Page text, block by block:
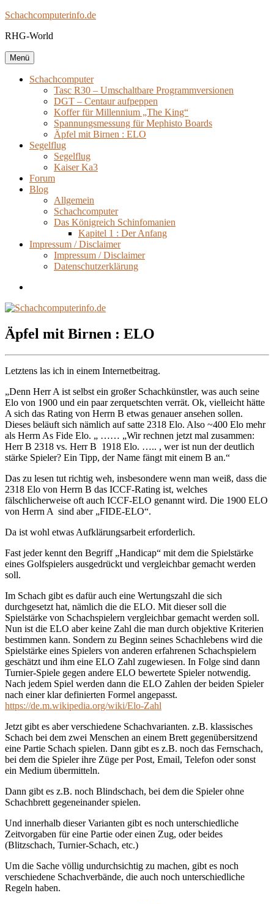
Zum
springen
Schachcomputerinfo.de
RHG-World
Menü
Schachcomputer
Tasc R30 – Umschaltbare Programmversionen
DGT – Centaur aufpeppen
Koffer für Millennium „The King“
Spannungsmessung für Mephisto Boards
Äpfel mit Birnen : ELO
Segelflug
Segelflug
Kaiser Ka3
Forum
Blog
Allgemein
Schachcomputer
Das Königreich Schinfomanien
Kapitel 1 : Der Anfang
Impressum / Disclaimer
Impressum / Disclaimer
Datenschutzerklärung
Disclaimer
Äpfel mit Birnen : ELO
Letztens las ich in einem Internetbeitrag.
„Denn Herr A ist selbst ein großer Schachkünstler, was auch seine
Elo von 1900 und ein paar zerquetschten verrät. Ok, vielleicht hätte
A sich das Rating von Herrn B etwas genauer ansehen sollen.
Dieses beläuft sich nämlich auf satte 2318 Elo. Also ~400 Elo mehr
als Herrn As Fide Elo. „ …… „Wir rechnen jetzt mal zusammen:
Herr B 2318 vs. Herr B 1918 Elo. ….. , wer ist nun der deutlich
stärke Spieler? Ein Tipp, der Name fängt mit einem B an.“
Das zu lesen tut richtig weh, insbesondere wenn man weiß, dass die
2318 Elo von Herrn B das ICCF-Rating ist, welches
fälschlicherweise oft auch ICCF-ELO genannt wird. Die 1900 ELO
von Herrn A sind aber „FIDE-ELO“.
Da ist wohl etwas Aufklärungsarbeit erforderlich.
Fast jeder kennt den Begriff „Handicap“ mit dem die Spielstärke
eines Golfspielers ausgedrückt und vergleichbar gemacht werden
soll.
Im Schach gibt es dafür auch eine Wertungszahl die sich
durchgesetzt hat, nämlich die die ELO. Mit dieser soll die
Spielstärke von Schachspielern vergleichbar gemacht werden soll.
Nun ist die ELO aber keine Zahl die man durch objektive Kriterien
bestimmen kann. Sondern zu Beginn seines Schachlebens wird die
Spielstärke eines Spielers von anderen erfahrenen Schachspielern
geschätzt und ihm eine ELO Zahl zugewiesen. In Folge sind dann
Turnier-Spiele gegen andere ELO bewertete Spieler notwendig.
Nach jedem Spiel werden dann die ELO Zahlen der beiden Spieler
nach einer klar definierten Formel angepasst.
https://de.m.wikipedia.org/wiki/Elo-Zahl
Jetzt gibt es aber verschiedene Schachvarianten. z.B. klassisches
Schach bei dem zwei Menschen an einem Brett gegenübersitzend
eine Partie Schach spielen. Dann gibt es z.B. noch das Fernschach,
bei dem die Spieler ihre Züge per Post, Email, Telefon oder sonst
ein Medium übermitteln.
Dann gibt es z.B. noch Blindschach, bei dem die Spieler ohne
Schachbrett gegeneinander spielen.
Und innerhalb dieser Varianten gibt es noch unterschiedliche
Zeitvorgaben für eine Partie oder einen Zug, oder beides
(Blitzschach, Turnier-Schach, etc.)
Um die Sache völlig undurchsichtig zu machen, gibt es noch
verschiedene Schachverbände, die auch noch unterschiedliche
Regeln haben.